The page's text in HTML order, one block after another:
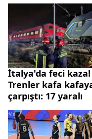
İtalya'da feci kaza!
Trenler kafa
çarpıştı: 17 yaralı